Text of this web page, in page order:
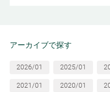
アーカイブで探す
2026/01 2025/01
2021/01 2020/01